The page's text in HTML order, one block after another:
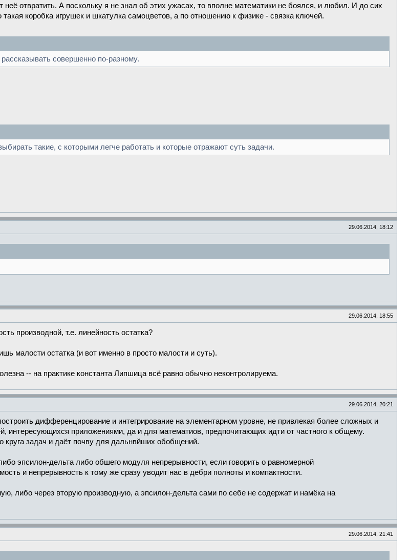
неё отвратить. А поскольку я не знал об этих ужасах, то вполне математики не боялся, и любил. И до сих
коробка игрушек и шкатулка самоцветов, а по отношению к физике - связка ключей.
совершенно по-разному.
такие, с которыми легче работать и которые отражают суть задачи.
29.06.2014, 18:12
29.06.2014, 18:55
производной, т.е. линейность остатка?
малости остатка (и вот именно в просто малости и суть).
-- на практике константа Липшица всё равно обычно неконтролируема.
29.06.2014, 20:21
дифференцирование и интегрирование на элементарном уровне, не привлекая более сложных и
интересующихся приложениями, да и для математиов, предпочитающих идти от частного к общему.
круга задач и даёт почву для дальнвйших обобщений.
эпсилон-дельта либо обшего модуля непрерывности, если говорить о равномерной
и непрерывность к тому же сразу уводит нас в дебри полноты и компактности.
либо через вторую производную, а эпсилон-дельта сами по себе не содержат и намёка на
29.06.2014, 21:41